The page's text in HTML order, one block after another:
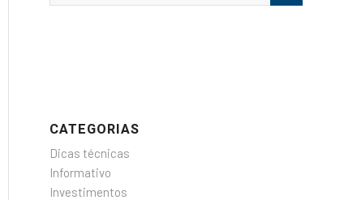
CATEGORIAS
Dicas técnicas
Informativo
Investimentos